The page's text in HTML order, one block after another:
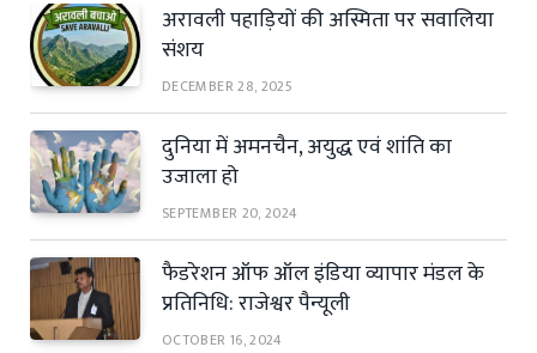
अरावली पहाड़ियों की अस्मिता पर सवालिया
संशय
DECEMBER 28, 2025
दुनिया में अमनचैन, अयुद्ध एवं शांति का
उजाला हो
SEPTEMBER 20, 2024
फैडरेशन ऑफ ऑल इंडिया व्यापार मंडल के
प्रतिनिधि: राजेश्वर पैन्यूली
OCTOBER 16, 2024